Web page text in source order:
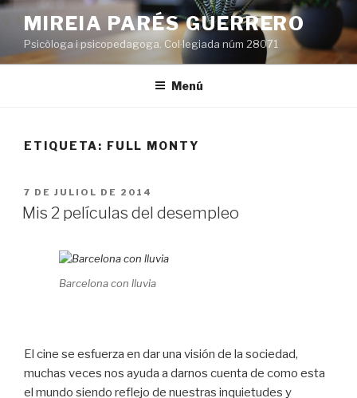
Vés
contingut
MIREIA PARÉS GUERRERO
Psicòloga i psicopedagoga. Col·legiada núm 28071
Menú
ETIQUETA: FULL MONTY
PUBLICAT
A
7 DE JULIOL DE 2014
Mis 2 películas del desempleo
Barcelona con lluvia
El cine se esfuerza en dar una visión de la sociedad,
muchas veces nos ayuda a darnos cuenta de como esta
el mundo siendo reflejo de nuestras inquietudes y